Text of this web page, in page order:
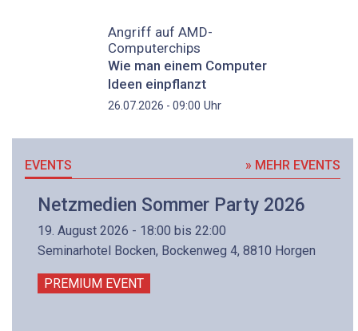
Angriff auf AMD-
Computerchips
Wie man einem Computer
Ideen einpflanzt
26.07.2026 - 09:00 Uhr
EVENTS » MEHR EVENTS
Netzmedien Sommer Party 2026
19. August 2026 - 18:00 bis 22:00
Seminarhotel Bocken, Bockenweg 4, 8810 Horgen
PREMIUM EVENT